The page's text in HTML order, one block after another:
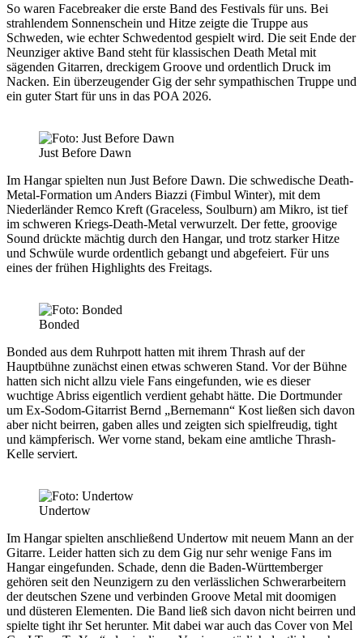
So waren Facebreakerdie erste Band des Festivals für uns. Bei
strahlendem Sonnenschein und Hitze zeigte die Truppe aus
Schweden, wie echter Schwedentod gespielt wird. Die seit Ende der
Neunziger aktive Band steht für klassischen Death Metal mit
sägenden Gitarren, dreckigem Groove und ordentlich Druck im
Nacken. Ein überzeugender Gig der sehr sympathischen Truppe und
ein guter Start für uns in das POA 2026.
Just Before Dawn
Im Hangar spielten nun Just Before Dawn. Die schwedische Death-
Metal-Formation um Anders Biazzi (Fimbul Winter), mit dem
Niederländer Remco Kreft (Graceless, Soulburn) am Mikro, ist tief
im schweren Kriegs-Death-Metal verwurzelt. Der fette, groovige
Sound drückte mächtig durch den Hangar, und trotz starker Hitze
und Schwüle wurde ordentlich gebangt und abgefeiert. Für uns
eines der frühen Highlights des Freitags.
Bonded
Bonded aus dem Ruhrpott hatten mit ihrem Thrash auf der
Hauptbühne zunächst einen etwas schweren Stand. Vor der Bühne
hatten sich nicht allzu viele Fans eingefunden, wie es dieser
wuchtige Abriss eigentlich verdient gehabt hätte. Die Dortmunder
um Ex-Sodom-Gitarrist Bernd „Bernemann“ Kost ließen sich davon
aber nicht beirren, gaben alles und zeigten sich spielfreudig, tight
und kämpferisch. Wer vorne stand, bekam eine amtliche Thrash-
Kelle serviert.
Undertow
Im Hangar spielten anschließend Undertow mit neuem Mann an der
Gitarre. Leider hatten sich zu dem Gig nur sehr wenige Fans im
Hangar eingefunden. Schade, denn die Baden-Württemberger
gehören seit den Neunzigern zu den verlässlichen Schwerarbeitern
der deutschen Szene und verbinden Groove Metal mit doomigen
und düsteren Elementen. Die Band ließ sich davon nicht beirren und
spielte tight ihr Set herunter. Mit dabei war auch das Cover von Mel